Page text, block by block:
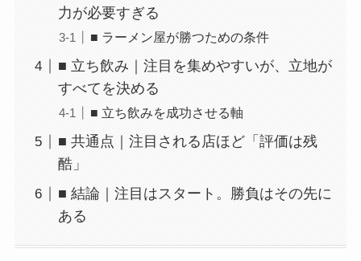
力が必要すぎる
■ ラーメン屋が勝つための条件
■ 立ち飲み｜注目を集めやすいが、立地が
すべてを決める
■ 立ち飲みを成功させる軸
■ 共通点｜注目される店ほど「評価は残
酷」
■ 結論｜注目はスタート。勝負はその先に
ある